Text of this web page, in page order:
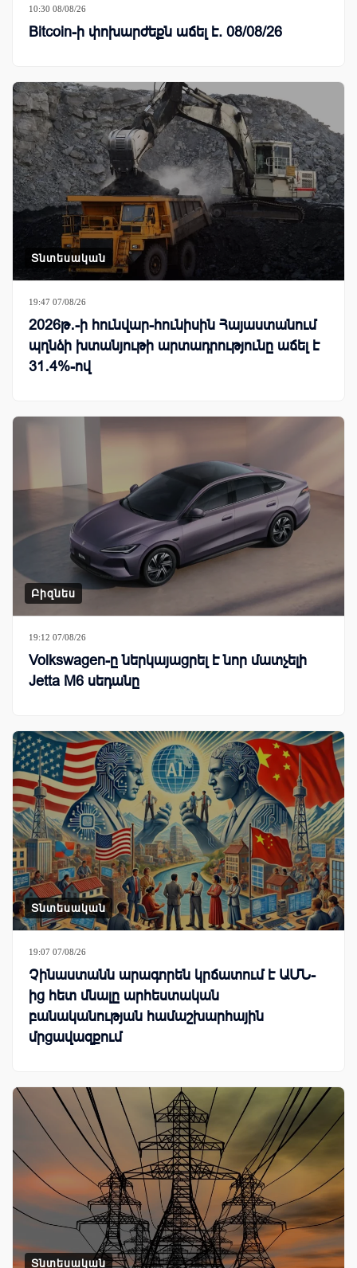
10:30 08/08/26
Bitcoin-ի փոխարժեքն աճել է. 08/08/26
Տնտեսական
19:47 07/08/26
2026թ․-ի հունվար-հունիսին Հայաստանում
պղնձի խտանյութի արտադրությունը աճել է
31․4%-ով
Բիզնես
19:12 07/08/26
Volkswagen-ը ներկայացրել է նոր մատչելի
Jetta M6 սեդանը
Տնտեսական
19:07 07/08/26
Չինաստանն արագորեն կրճատում է ԱՄՆ-
ից հետ մնալը արհեստական
բանականության համաշխարհային
մրցավազքում
Տնտեսական